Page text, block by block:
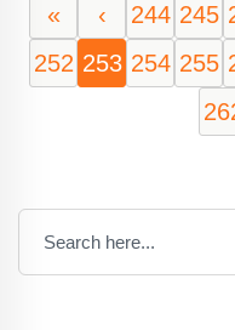
« ‹ 244 245
252 253 254 255